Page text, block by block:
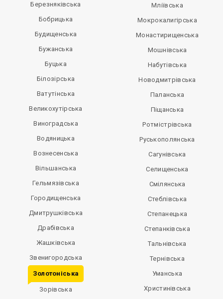
Березняківська
Бобрицька
Будищенська
Бужанська
Буцька
Білозірська
Ватутінська
Великохутірська
Виноградська
Водяницька
Вознесенська
Вільшанська
Гельмязівська
Городищенська
Дмитрушківська
Драбівська
Жашківська
Звенигородська
Золотоніська
Зорівська
Мліївська
Мокрокалигірська
Монастирищенська
Мошнівська
Набутівська
Новодмитрівська
Паланська
Піщанська
Ротмістрівська
Руськополянська
Сагунівська
Селищенська
Смілянська
Стеблівська
Степанецька
Степанківська
Тальнівська
Тернівська
Уманська
Христинівська